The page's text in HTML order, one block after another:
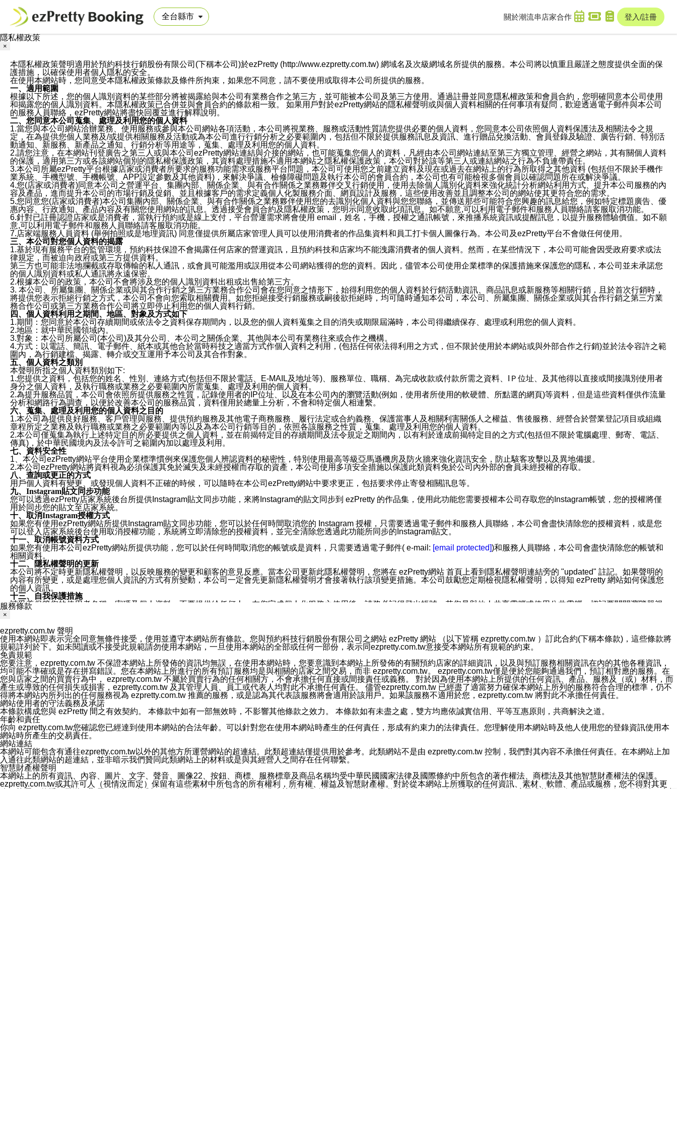
關於潮流串 店家合作 登入/註冊
隱私權政策
×
本隱私權政策聲明適用於預約科技行銷股份有限公司(下稱本公司)於ezPretty (http://www.ezpretty.com.tw) 網域名及次級網域名所提供的服務。本公司將以慎重且嚴謹之態度提供全面的保
護措施，以確保使用者個人隱私的安全。
在使用本網站時，您同意受本隱私權政策條款及條件所拘束，如果您不同意，請不要使用或取得本公司所提供的服務。
一、適用範圍
根據以下所述，您的個人識別資料的某些部分將被揭露給與本公司有業務合作之第三方，並可能被本公司及第三方使用。通過註冊並同意隱私權政策和會員合約，您明確同意本公司使用
和揭露您的個人識別資料。本隱私權政策已合併並與會員合約的條款相一致。 如果用戶對於ezPretty網站的隱私權聲明或與個人資料相關的任何事項有疑問，歡迎透過電子郵件與本公司
的服務人員聯絡，ezPretty網站將盡快回覆並進行解釋說明。
二、您同意本公司蒐集、處理及利用您的個人資料
1.當您與本公司網站洽辦業務、使用服務或參與本公司網站各項活動，本公司將視業務、服務或活動性質請您提供必要的個人資料，您同意本公司依照個人資料保護法及相關法令之規
定，在為提供您個人業務及/或提供相關服務及活動或為本公司進行行銷分析之必要範圍內，包括但不限於提供服務訊息及資訊、進行贈品兌換活動、會員登錄及驗證、廣告行銷、特別活
動通知、新服務、新產品之通知、行銷分析等用途等，蒐集、處理及利用您的個人資料。
2.請您注意，在本網站刊登廣告之第三人或與本公司ezPretty網站連結與介接的網站，也可能蒐集您個人的資料，凡經由本公司網站連結至第三方獨立管理、經營之網站，其有關個人資料
的保護，適用第三方或各該網站個別的隱私權保護政策，其資料處理措施不適用本網站之隱私權保護政策，本公司對於該等第三人或連結網站之行為不負連帶責任。
3.本公司所屬ezPretty平台根據店家或消費者所要求的服務功能需求或服務平台問題，本公司可使用您之前建立資料及現在或過去在網站上的行為所取得之其他資料 (包括但不限於手機作
業系統、手機型號、手機帳號、APP設定參數及其他資料)，來解決爭議、檢修障礙問題及執行本公司的會員合約，本公司也有可能檢視多個會員以確認問題所在或解決爭議。
4.您(店家或消費者)同意本公司之營運平台、集團內部、關係企業、與有合作關係之業務夥伴交叉行銷使用，使用去除個人識別化資料來強化統計分析網站利用方式、提升本公司服務的內
容及產品，進而提升本公司的市場行銷及促銷、並且根據客戶的需求定義個人化製服務介面、網頁設計及服務，這些使用改善並且調整本公司的網站使其更符合您的需求。
5.您同意您(店家或消費者)本公司集團內部、關係企業、與有合作關係之業務夥伴使用您的去識別化個人資料與您您聯絡，並傳送那些可能符合您興趣的訊息給您，例如特定標題廣告、優
惠內容、行政通知、產品內容及有關您使用網站的訊息。透過接受會員合約及隱私權政策，您明示同意收取此項訊息。如不願意,可以利用電子郵件和服務人員聯絡請客服取消功能。
6.針對已註冊認證店家或是消費者，當執行預約或是線上支付，平台營運需求將會使用 email，姓名，手機，授權之通訊帳號，來推播系統資訊或提醒訊息，以提升服務體驗價值。如不願
意,可以利用電子郵件和服務人員聯絡請客服取消功能。
7.店家端服務人員資料 (舉例拍照或是地理資訊) 同意僅提供所屬店家管理人員可以使用消費者的作品集資料和員工打卡個人圖像行為。本公司及ezPretty平台不會做任何使用。
三、本公司對您個人資料的揭露
1.基於現有服務平台的監管環境，預約科技保證不會揭露任何店家的營運資訊，且預約科技和店家均不能洩露消費者的個人資料。然而，在某些情況下，本公司可能會因受政府要求或法
律規定，而被迫向政府或第三方提供資料。
第三方也可能非法地攔截或存取傳輸的私人通訊，或會員可能濫用或誤用從本公司網站獲得的您的資料。因此，儘管本公司使用企業標準的保護措施來保護您的隱私，本公司並未承諾您
的個人識別資料或私人通訊將永遠保密。
2.根據本公司的政策，本公司不會將涉及您的個人識別資料出租或出售給第三方。
3. 本公司、所屬集團、關係企業或與其合作行銷之第三方業務合作公司會在您同意之情形下，始得利用您的個人資料於行銷活動資訊、商品訊息或新服務等相關行銷，且於首次行銷時，
將提供您表示拒絕行銷之方式，本公司不會向您索取相關費用。如您拒絕接受行銷服務或嗣後欲拒絕時，均可隨時通知本公司，本公司、所屬集團、關係企業或與其合作行銷之第三方業
務合作公司或第三方業務合作公司將立即停止利用您的個人資料行銷。
四、個人資料利用之期間、地區、對象及方式如下
1.期間：您同意於本公司存續期間或依法令之資料保存期間內，以及您的個人資料蒐集之目的消失或期限屆滿時，本公司得繼續保存、處理或利用您的個人資料。
2.地區：就中華民國領域內。
3.對象：本公司所屬公司(本公司)及其分公司、本公司之關係企業、其他與本公司有業務往來或合作之機構。
4.方式：以電話、簡訊、電子郵件、紙本或其他合於當時科技之適當方式作個人資料之利用，(包括任何依法得利用之方式，但不限於使用於本網站或與外部合作之行銷)並於法令容許之範
圍內，為行銷建檔、揭露、轉介或交互運用予本公司及其合作對象。
五、個人資料之類別
本聲明所指之個人資料類別如下:
1.您提供之資料，包括您的姓名、性別、連絡方式(包括但不限於電話、E-MAIL及地址等)、服務單位、職稱、為完成收款或付款所需之資料、IＰ位址、及其他得以直接或間接識別使用者
身分之個人資料，及執行職務或業務之必要範圍內所需蒐集、處理及利用的個人資料。
2.為提升服務品質，本公司會依照所提供服務之性質，記錄使用者的IP位址、以及在本公司內的瀏覽活動(例如，使用者所使用的軟硬體、所點選的網頁)等資料，但是這些資料僅供作流量
分析和網路行為調查，以便於改善本公司的服務品質，資料僅用於總量上分析，不會和特定個人相連繫。
六、蒐集、處理及利用您的個人資料之目的
1.本公司為提供良好服務、客戶管理與服務、提供預約服務及其他電子商務服務、履行法定或合約義務、保護當事人及相關利害關係人之權益、售後服務、經營合於營業登記項目或組織
章程所定之業務及執行職務或業務之必要範圍內等以及為本公司行銷等目的，依照各該服務之性質，蒐集、處理及利用您的個人資料。
2.本公司僅蒐集為執行上述特定目的所必要提供之個人資料，並在前揭特定目的存續期間及法令規定之期間內，以有利於達成前揭特定目的之方式(包括但不限於電腦處理、郵寄、電話、
傳真)，於中華民國境內及法令許可之範圍內加以處理及利用。
七、資料安全性
1、本公司ezPretty網站平台使用企業標準慣例來保護您個人辨認資料的秘密性，特別使用最高等級亞馬遜機房及防火牆來強化資訊安全，防止駭客攻擊以及異地備援。
2.本公司ezPretty網站將資料視為必須保護其免於滅失及未經授權而存取的資產，本公司使用多項安全措施以保護此類資料免於公司內外部的會員未經授權的存取。
八、查詢或更正的方式
用戶個人資料有變更、或發現個人資料不正確的時候，可以隨時在本公司ezPretty網站中要求更正，包括要求停止寄發相關訊息等。
九、Instagram貼文同步功能
您可以透過ezPretty店家系統後台所提供Instagram貼文同步功能，來將Instagram的貼文同步到 ezPretty 的作品集，使用此功能您需要授權本公司存取您的Instagram帳號，您的授權將僅
用於同步您的貼文至店家系統。
十、取消Instagram授權方式
如果您有使用ezPretty網站所提供Instagram貼文同步功能，您可以於任何時間取消您的 Instagram 授權，只需要透過電子郵件和服務人員聯絡，本公司會盡快清除您的授權資料，或是您
可以登入店家系統後台使用取消授權功能，系統將立即清除您的授權資料，並完全清除您透過此功能所同步的Instagram貼文。
十一、取消帳號資料方式
如果您有使用本公司ezPretty網站所提供功能，您可以於任何時間取消您的帳號或是資料，只需要透過電子郵件( e-mail: [email protected])和服務人員聯絡，本公司會盡快清除您的帳號和
相關資料。
十二、隱私權聲明的更新
本公司將不定時更新隱私權聲明，以反映服務的變更和顧客的意見反應。當本公司更新此隱私權聲明，您將在 ezPretty網站 首頁上看到隱私權聲明連結旁的 "updated" 註記。如果聲明的
內容有所變更，或是處理您個人資訊的方式有所變動，本公司一定會先更新隱私權聲明才會接著執行該項變更措施。本公司鼓勵您定期檢視隱私權聲明，以得知 ezPretty 網站如何保護您
的個人資訊。
十三、自我保護措施
請妥善保管您的使用者名稱、密碼及個人資料，不要提供給任何人。在您完成個人化服務之使用後，請務必記得登出帳號。若您是與他人共享電腦或使用公共電腦，切記要關閉瀏覽器視
窗，以防止他人讀取您的個人資料、信件或進入所機關管理區。
您同意本公司網站，透過您所提供的郵件地址與您取得聯絡並傳送或宣傳本網站各項服務之資料或電子郵件供您參考。您能依照該資料或電子郵件所指示之方法、說明或功能連結，隨時
停止接收這些資料或電子郵件。
十五、訊息通知
本公司/本服務將以通知型訊息傳送重要訊息給您。即使未加入本公司/本服務好友，您仍可接收到通知型訊息。
本公司/本服務傳送之通知型訊息以對您有效且重要的訊息為限，以廣告或其他目的的訊息皆不會被傳送。滿足以下三個條件者，將可收到通知型訊息。
1.LINE 帳號設定的電話號碼與本公司/本服務所傳來的電話號碼比對相符。
2.該 LINE 帳號已在 LINE APP 設定中，同意接收通知型訊息。
3.LINE 帳號未封鎖傳送訊息之 LINE 官方帳號。
欲變更通知型訊息的設定，操作如下：
1.點選「主頁」＞「設定」
2.點選「隱私設定」
3.點選「提供使用資料」
4.點選「LINE通知型訊息」
5.開關「接收LINE通知型訊息」
❗️關閉「接收通知型訊息」後，將不會接收到來自任何企業官方帳號或認證官方帳號的通知型訊息。
服務條款
×
ezpretty.com.tw 聲明
使用本網站即表示完全同意無條件接受，使用並遵守本網站所有條款。您與預約科技行銷股份有限公司之網站 ezPretty 網站 （以下皆稱 ezpretty.com.tw ）訂此合約(下稱本條款)，這些條款將
規範詳列於下。如未閱讀或不接受此規範請勿使用本網站，一旦使用本網站的全部或任何一部份，表示同ezpretty.com.tw意接受本網站所有規範的約束。
免責規範
您要注意，ezpretty.com.tw 不保證本網站上所發佈的資訊均無誤，在使用本網站時，您要意識到本網站上所發佈的有關預約店家的詳細資訊，以及與預訂服務相關資訊在內的其他各種資訊，
均可能不準確或是存在拼寫錯誤。您在本網站上所進行的所有預訂服務均是與相關的店家之間交易，而非 ezpretty.com.tw。 ezpretty.com.tw僅是便於您能夠通過我們，預訂相對應的服務。在
您與店家之間的買賣行為中， ezpretty.com.tw 不屬於買賣行為的任何相關方，不會承擔任何直接或間接責任或義務。 對於因為使用本網站上所提供的任何資訊、產品、服務及（或）材料，而
產生或導致的任何損失或損害，ezpretty.com.tw 及其管理人員、員工或代表人均對此不承擔任何責任。 儘管ezpretty.com.tw 已經盡了適當努力確保本網站上所列的服務符合合理的標準，仍不
得將本網站內所列出的任何服務視為 ezpretty.com.tw 推薦的服務，或是認為其代表該服務將會適用於該用戶。如果該服務不適用於您，ezpretty.com.tw 將對此不承擔任何責任。
網站使用者的守法義務及承諾
本條款構成您與 ezPretty 間之有效契約。 本條款中如有一部無效時，不影響其他條款之效力。 本條款如有未盡之處，雙方均應依誠實信用、平等互惠原則，共商解決之道。
年齡和責任
你向 ezpretty.com.tw您確認您已經達到使用本網站的合法年齡。可以針對您在使用本網站時產生的任何責任，形成有約束力的法律責任。您理解使用本網站時及他人使用您的登錄資訊使用本
網站時所產生的交易責任。
網站連結
本網站可能包含有通往ezpretty.com.tw以外的其他方所運營網站的超連結。此類超連結僅提供用於參考。此類網站不是由 ezpretty.com.tw 控制，我們對其內容不承擔任何責任。在本網站上加
入通往此類網站的超連結，並非暗示我們贊同此類網站上的材料或是與其經營人之間存在任何聯繫。
智慧財產權聲明
本網站上的所有資訊、內容、圖片、文字、聲音、圖像22、按鈕、商標、服務標章及商品名稱均受中華民國國家法律及國際條約中所包含的著作權法、商標法及其他智慧財產權法的保護。
ezpretty.com.tw或其許可人（視情況而定）保留有這些素材中所包含的所有權利，所有權、權益及智慧財產權。對於從本網站上所獲取的任何資訊、素材、軟體、產品或服務，您不得對其更